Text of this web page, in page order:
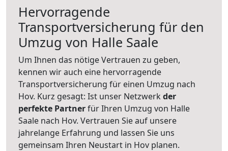
Hervorragende
Transportversicherung für den
Umzug von Halle Saale
Um Ihnen das nötige Vertrauen zu geben,
kennen wir auch eine hervorragende
Transportversicherung für einen Umzug nach
Hov. Kurz gesagt: Ist unser Netzwerkder
perfekte Partnerfür Ihren Umzug von Halle
Saale nach Hov. Vertrauen Sie auf unsere
jahrelange Erfahrung und lassen Sie uns
gemeinsam Ihren Neustart in Hov planen.